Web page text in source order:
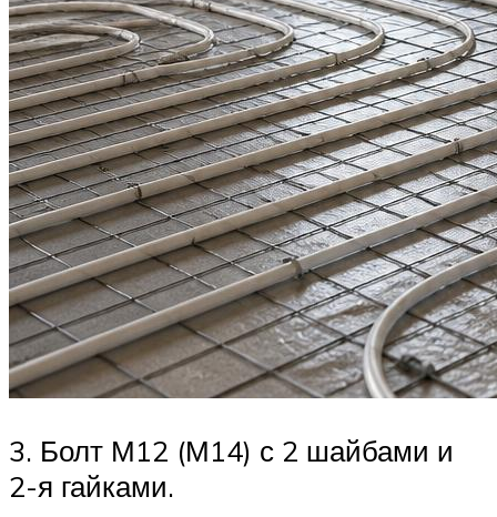
3. Болт М12 (М14) с 2 шайбами и
2-я гайками.